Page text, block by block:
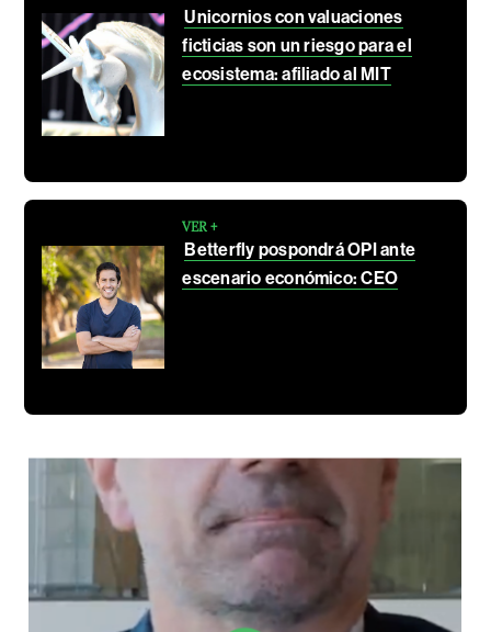
Unicornios con valuaciones
ficticias son un riesgo para el
ecosistema: afiliado al MIT
VER +
Betterfly pospondrá OPI ante
escenario económico: CEO